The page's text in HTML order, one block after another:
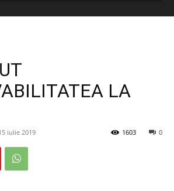
LA
iulie 2019 0
1603